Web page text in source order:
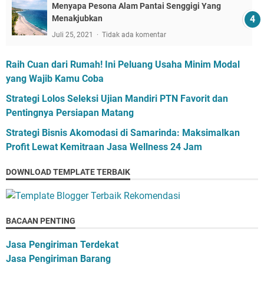
Menyapa Pesona Alam Pantai Senggigi Yang
Menakjubkan
Juli 25, 2021 Tidak ada komentar
Raih Cuan dari Rumah! Ini Peluang Usaha Minim Modal
yang Wajib Kamu Coba
Strategi Lolos Seleksi Ujian Mandiri PTN Favorit dan
Pentingnya Persiapan Matang
Strategi Bisnis Akomodasi di Samarinda: Maksimalkan
Profit Lewat Kemitraan Jasa Wellness 24 Jam
DOWNLOAD TEMPLATE TERBAIK
BACAAN PENTING
Jasa Pengiriman Terdekat
Jasa Pengiriman Barang